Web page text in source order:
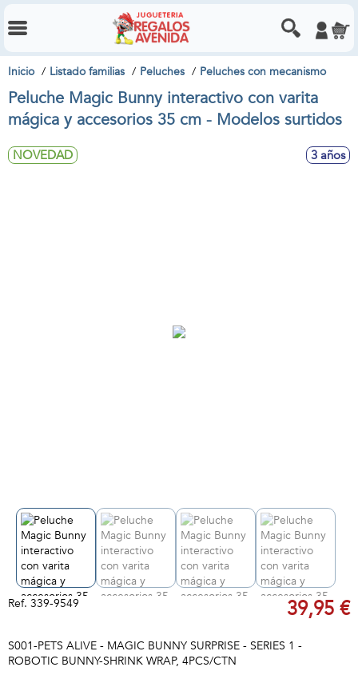
Inicio Listado familias Peluches Peluches con mecanismo
Peluche Magic Bunny interactivo con varita
mágica y accesorios 35 cm - Modelos surtidos
NOVEDAD 3 años
Ref. 339-9549 39,95 €
S001-PETS ALIVE - MAGIC BUNNY SURPRISE - SERIES 1 -
ROBOTIC BUNNY-SHRINK WRAP, 4PCS/CTN